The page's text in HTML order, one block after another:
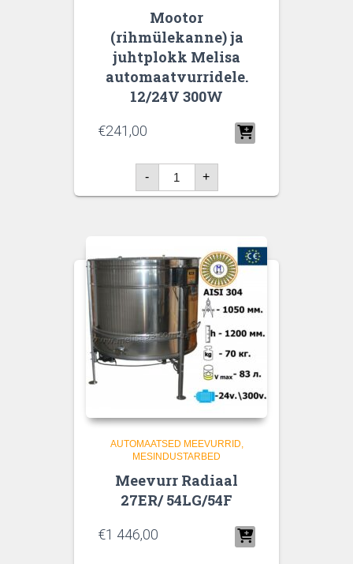
Mootor
(rihmülekanne) ja
juhtplokk Melisa
automaatvurridele.
12/24V 300W
€241,00
-
Mootor
(rihmülekanne)
ja
juhtplokk
kogus
+
AUTOMAATSED MEEVURRID
MESINDUSTARBED
Meevurr Radiaal
27ER/ 54LG/54F
€1 446,00